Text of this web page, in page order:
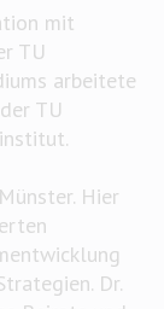
mit
TU
arbeitete
TU
Hier
Dr.